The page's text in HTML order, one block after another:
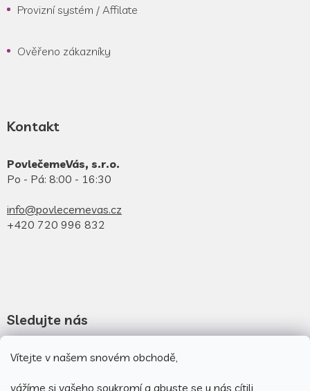
Vítejte v našem snovém obchodě,
vážíme si vašeho soukromí a abyste se u nás cítili
Provizní systém / Affilate
Ověřeno zákazníky
Kontakt
PovlečemeVás, s.r.o.
Po - Pá: 8:00 - 16:30
info@povlecemevas.cz
+420 720 996 832
Sledujte nás
Novinky na facebooku
Novinky na instagramu